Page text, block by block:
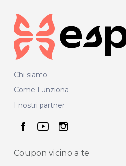
Chi siamo
Come Funziona
I nostri partner
seguici su
seguici su
seguici
Coupon vicino a te